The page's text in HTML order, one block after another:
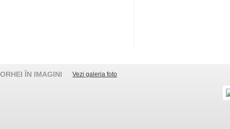
ORHEI ÎN IMAGINI Vezi galeria foto